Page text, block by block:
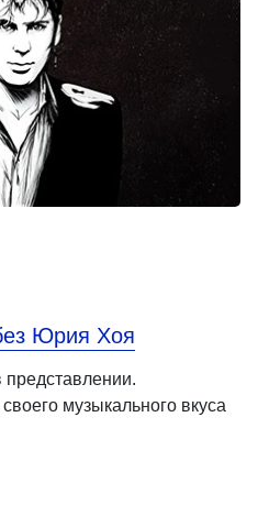
Юрия Хоя
представлении.
музыкального вкуса